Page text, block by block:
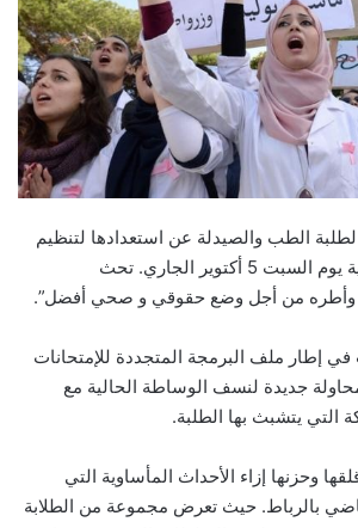
لطلبة الطب والصيدلة عن استعدادها لتنظيم
مسيرة إحتجاجية وطنية يوم السبت 5 أكتوير الجاري. تحث
وأطره من أجل وضع حقوقي و صحي أفضل”.
في إطار ملف البرمجة المتجددة للإمتحانات
محاولة جديدة لنسف الوساطة الحالية مع
يتشبث بها الطلبة.
وحزنها إزاء الأحداث المأساوية التي
بالرباط. حيث تعرض مجموعة من الطلابة